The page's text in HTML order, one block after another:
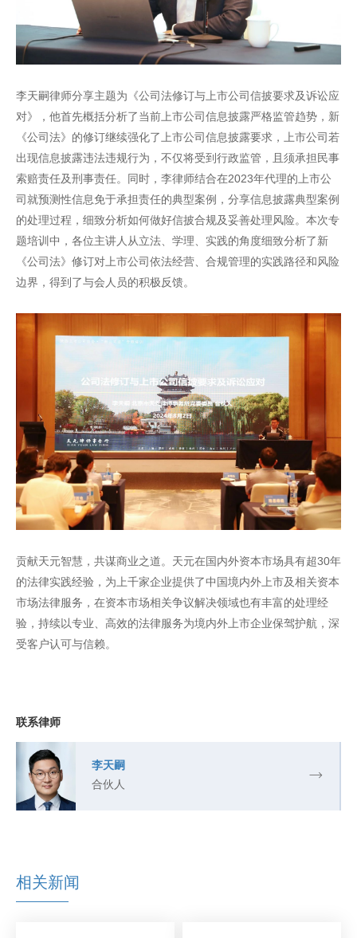
李天嗣律师分享主题为《公司法修订与上市公司信披要求及诉讼应
对》，他首先概括分析了当前上市公司信息披露严格监管趋势，新
《公司法》的修订继续强化了上市公司信息披露要求，上市公司若
出现信息披露违法违规行为，不仅将受到行政监管，且须承担民事
索赔责任及刑事责任。同时，李律师结合在2023年代理的上市公
司就预测性信息免于承担责任的典型案例，分享信息披露典型案例
的处理过程，细致分析如何做好信披合规及妥善处理风险。本次专
题培训中，各位主讲人从立法、学理、实践的角度细致分析了新
《公司法》修订对上市公司依法经营、合规管理的实践路径和风险
边界，得到了与会人员的积极反馈。
贡献天元智慧，共谋商业之道。天元在国内外资本市场具有超30年
的法律实践经验，为上千家企业提供了中国境内外上市及相关资本
市场法律服务，在资本市场相关争议解决领域也有丰富的处理经
验，持续以专业、高效的法律服务为境内外上市企业保驾护航，深
受客户认可与信赖。
联系律师
李天嗣
合伙人
相关新闻